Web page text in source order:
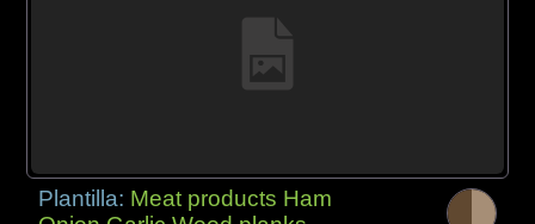
Plantilla: Meat products Ham